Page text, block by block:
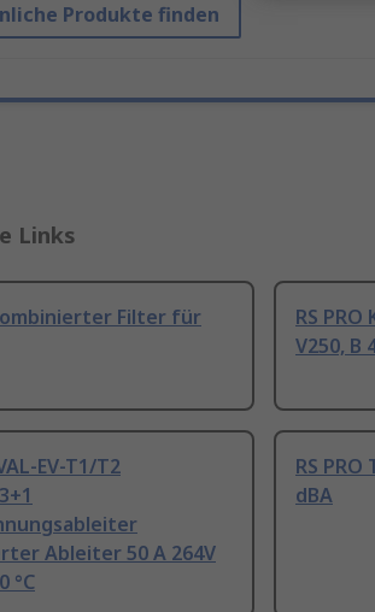
Produkte finden
Links
Filter für
RS
V250, B
EV-T1/T2
Ableiter 50 A 264V
°C
RS
dBA